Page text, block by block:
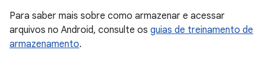
Para saber mais sobre como armazenar e acessar
arquivos no Android, consulte os guias de treinamento de
armazenamento.